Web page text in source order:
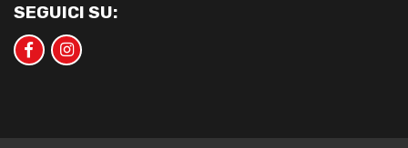
SEGUICI SU: